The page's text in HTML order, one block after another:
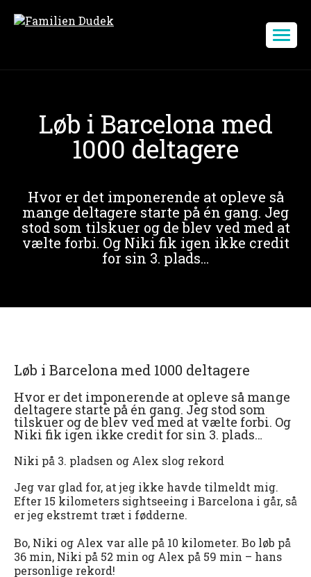
Løb i Barcelona med
1000 deltagere
Hvor er det imponerende at opleve så
mange deltagere starte på én gang. Jeg
stod som tilskuer og de blev ved med at
vælte forbi. Og Niki fik igen ikke credit
for sin 3. plads...
Løb i Barcelona med 1000 deltagere
Hvor er det imponerende at opleve så mange
deltagere starte på én gang. Jeg stod som
tilskuer og de blev ved med at vælte forbi. Og
Niki fik igen ikke credit for sin 3. plads…
Niki på 3. pladsen og Alex slog rekord
Jeg var glad for, at jeg ikke havde tilmeldt mig.
Efter 15 kilometers sightseeing i Barcelona i går, så
er jeg ekstremt træt i fødderne.
Bo, Niki og Alex var alle på 10 kilometer. Bo løb på
36 min, Niki på 52 min og Alex på 59 min – hans
personlige rekord!